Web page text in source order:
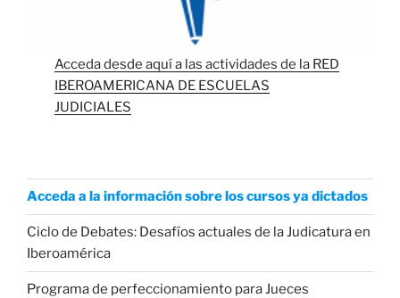
Acceda desde aquí a las actividades de la RED
IBEROAMERICANA DE ESCUELAS
JUDICIALES
Acceda a la información sobre los cursos ya dictados
Ciclo de Debates: Desafíos actuales de la Judicatura en
Iberoamérica
Programa de perfeccionamiento para Jueces